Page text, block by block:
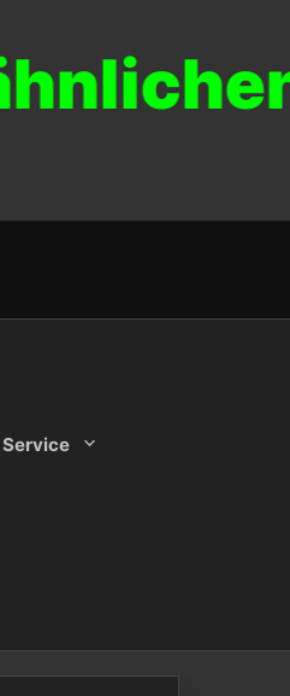
Service